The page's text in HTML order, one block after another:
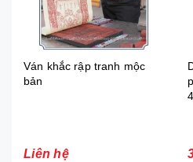
Ván khắc rập tranh mộc
bản
Liên hệ